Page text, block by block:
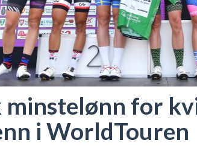
minstelønn for
i WorldTouren